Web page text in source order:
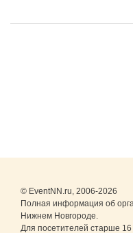
© EventNN.ru, 2006-2026
Полная информация об
Нижнем Новгороде.
Для посетителей старше 16